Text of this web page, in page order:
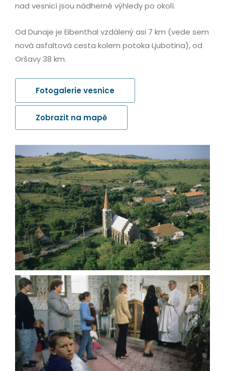
nad vesnicí jsou nádherné výhledy po okolí.
Od Dunaje je Eibenthal vzdálený asi 7 km (vede sem
nová asfaltová cesta kolem potoka Ljubotina), od
Oršavy 38 km.
Fotogalerie vesnice
Zobrazit na mapě